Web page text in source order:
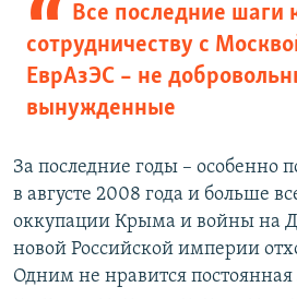
Все последние шаги
сотрудничеству с
ЕврАзЭС – не
вынужденные
За последние годы – особенно
в августе 2008 года и больше
оккупации Крыма и войны на
новой Российской империи
Одним не нравится